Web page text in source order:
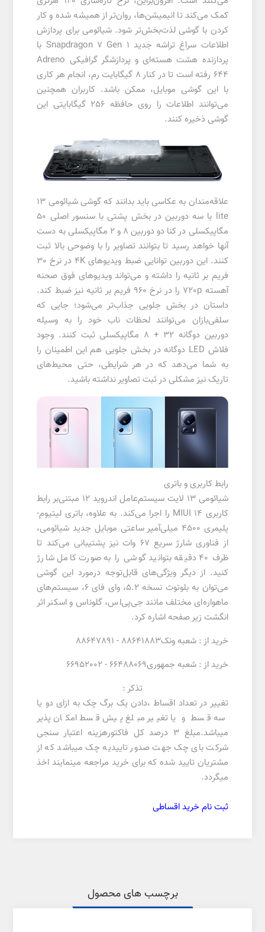
کمک می‌کند تا انیمیشن‌ها، روان‌تر از همیشه شده و کار
کردن با گوشی لذت‌بخش‌تر شود. شیائومی برای پردازش
اطلاعات سراغ تراشه جدید Snapdragon 7 Gen 1 با
پردازنده هشت هسته‌ای و پردازشگر گرافیکی Adreno
644 رفته است تا در کنار 8 گیگابایت رم، انجام هر کاری
با این گوشی موبایل، ممکن باشد. کاربران همچنین
می‌توانند اطلاعات را روی حافظه 256 گیگابایتی این
گوشی ذخیره کنند.
علاقه‌مندان به عکاسی باید بدانند که گوشی شیائومی 13
lite با سه دوربین در بخش پشتی با سنسور اصلی 50
مگاپیکسلی در کنا دو دوربین 8 و 2 مگاپیکسلی به دست
آنها خواهد رسید تا بتوانند تصاویر را با وضوحی بالا ثبت
کنند. این دوربین توانایی ضبط ویدیوهای 4K در نرخ 30
فریم بر ثانیه را داشته و می‌تواند ویدیوهای فوق صحنه
آهسته 720p را در نرخ 960 فریم بر ثانیه نیز ضبط کند.
داستان در بخش جلویی جذاب‌تر می‌شود؛ جایی که
سلفی‌بازان می‌توانند لحظات ناب خود را به وسیله
دوربین دوگانه 32 + 8 مگاپیکسلی ثبت کنند. وجود
فلاش LED دوگانه در بخش جلویی هم این اطمینان را
به شما می‌دهد که در هر شرایطی، حتی محیط‌های
تاریک نیز مشکلی در ثبت تصاویر نداشته باشید.
رابط کاربری و باتری
شیائومی 13 لایت سیستم‌عامل اندروید 12 مبتنی‌بر رابط
کاربری MIUI 14 را اجرا می‌کند. به علاوه، باتری لیتیوم-
پلیمری 4500 میلی‌آمپر ساعتی موبایل جدید شیائومی،
از فناوری شارژ سریع 67 وات نیز پشتیبانی می‌کند تا
ظرف 40 دقیقه بتوانید گوشی را به صورت کامل شارژ
کنید. از دیگر ویژگی‌های قابل‌توجه درمورد این گوشی
می‌توان به بلوتوث نسخه 5.2، وای فای 6، سیستم‌های
ماهواره‌ای مختلف مانند جی‌پی‌اس، گلوناس و اسکنر اثر
انگشت زیر صفحه اشاره کرد.
خرید از : شعبه ونک88641883 - 88647891
خرید از : شعبه جمهوری66488069 - 66952002
تذکر :
تغییر در تعداد اقساط ،دادن یک برگ چک به ازای دو یا
سه قسط و یا تغییر مبلغ پیش قسط امکان پذیر
میباشد.مبلغ 3 درصد کل فاکتورهزینه اعتبار سنجی
شرکت بای چک جهت صدور تاییدیه چک میباشد که از
مشتریان تایید شده که برای خرید مراجعه مینمایند اخذ
میگردد.
ثبت نام خرید اقساطی
برچسب های محصول